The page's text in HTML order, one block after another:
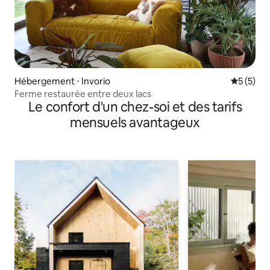
Hébergement ⋅ Invorio
5 (5)
Ferme restaurée entre deux lacs
Le confort d'un chez-soi et des tarifs
mensuels avantageux